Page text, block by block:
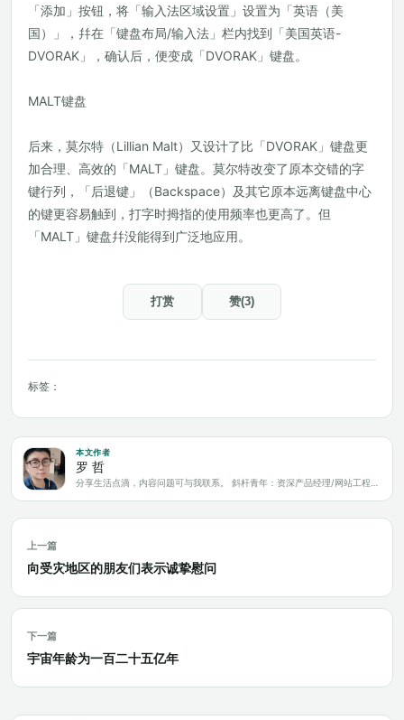
「添加」按钮，将「输入法区域设置」设置为「英语（美
国）」，幷在「键盘布局/输入法」栏内找到「美国英语-
DVORAK」，确认后，便变成「DVORAK」键盘。
MALT键盘
后来，莫尔特（Lillian Malt）又设计了比「DVORAK」键盘更
加合理、高效的「MALT」键盘。莫尔特改变了原本交错的字
键行列，「后退键」（Backspace）及其它原本远离键盘中心
的键更容易触到，打字时拇指的使用频率也更高了。但
「MALT」键盘幷没能得到广泛地应用。
打赏 赞(3)
标签：
本文作者
罗 哲
上一篇
向受灾地区的朋友们表示诚挚慰问
下一篇
宇宙年龄为一百二十五亿年